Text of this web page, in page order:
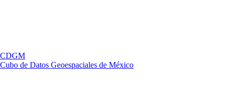
CDGM
Cubo de Datos Geoespaciales de México